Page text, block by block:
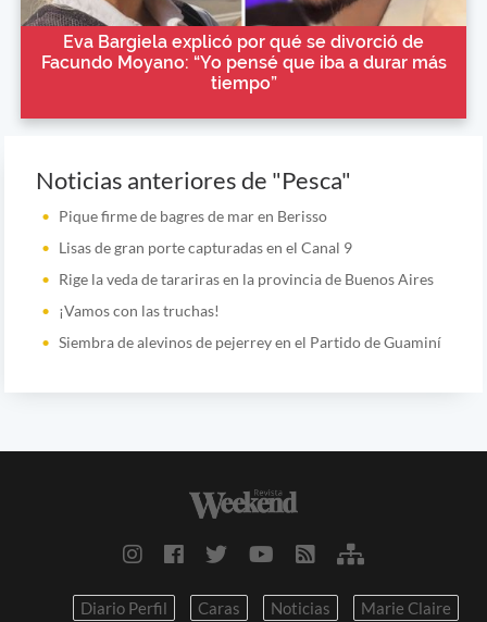
Eva Bargiela explicó por qué se divorció de
Facundo Moyano: “Yo pensé que iba a durar más
tiempo”
Noticias anteriores de "Pesca"
Pique firme de bagres de mar en Berisso
Lisas de gran porte capturadas en el Canal 9
Rige la veda de tarariras en la provincia de Buenos Aires
¡Vamos con las truchas!
Siembra de alevinos de pejerrey en el Partido de Guaminí
Diario Perfil Caras Noticias Marie Claire